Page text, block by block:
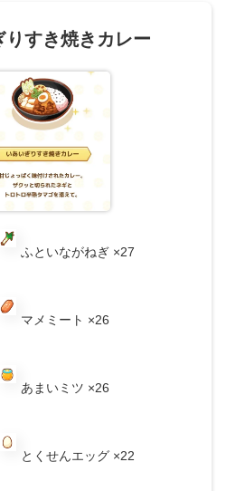
りすき焼きカレー
ふといながねぎ ×27
マメミート ×26
あまいミツ ×26
とくせんエッグ ×22